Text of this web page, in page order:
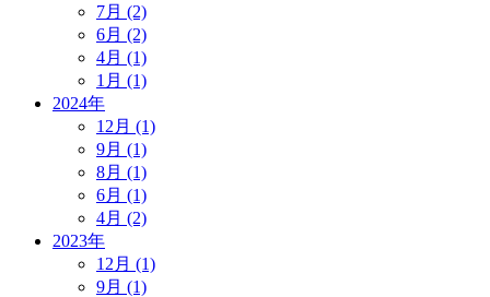
7月 (2)
6月 (2)
4月 (1)
1月 (1)
2024年
12月 (1)
9月 (1)
8月 (1)
6月 (1)
4月 (2)
2023年
12月 (1)
9月 (1)